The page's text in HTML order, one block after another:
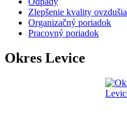
Zlepšenie kvality ovzdušia
Organizačný poriadok
Pracovný poriadok
Okres Levice